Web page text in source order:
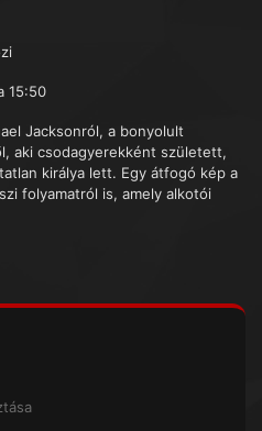
15:50
Jacksonról, a bonyolult
aki csodagyerekként született,
királya lett. Egy átfogó kép a
folyamatról is, amely alkotói